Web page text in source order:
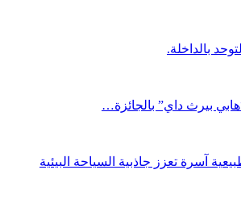
بالداخلة.
بيرث داي” بالجائزة…
آسرة تعزز جاذبية السياحة البيئية